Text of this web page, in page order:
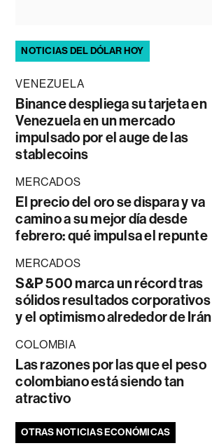
NOTICIAS DEL DÓLAR HOY
VENEZUELA
Binance despliega su tarjeta en
Venezuela en un mercado
impulsado por el auge de las
stablecoins
MERCADOS
El precio del oro se dispara y va
camino a su mejor día desde
febrero: qué impulsa el repunte
MERCADOS
S&P 500 marca un récord tras
sólidos resultados corporativos
y el optimismo alrededor de Irán
COLOMBIA
Las razones por las que el peso
colombiano está siendo tan
atractivo
OTRAS NOTICIAS ECONÓMICAS